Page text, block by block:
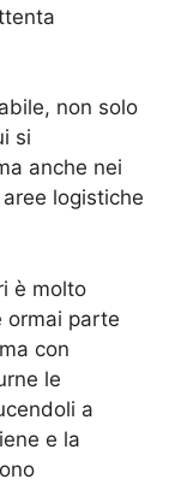
non solo
si
anche nei
logistiche
è molto
ormai parte
con
le
a
e la